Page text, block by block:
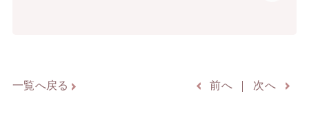
一覧へ戻る 前へ 次へ